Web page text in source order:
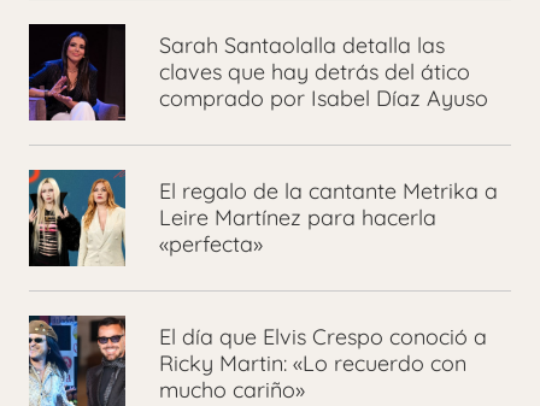
Sarah Santaolalla detalla las
claves que hay detrás del ático
comprado por Isabel Díaz Ayuso
El regalo de la cantante Metrika a
Leire Martínez para hacerla
«perfecta»
El día que Elvis Crespo conoció a
Ricky Martin: «Lo recuerdo con
mucho cariño»